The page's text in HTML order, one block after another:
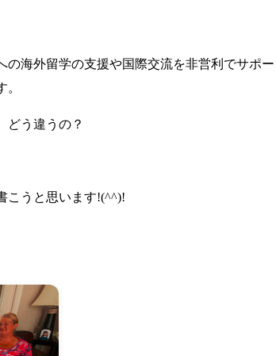
の海外留学の支援や国際交流を非営利でサポ
う違うの？
こうと思います!(^^)!